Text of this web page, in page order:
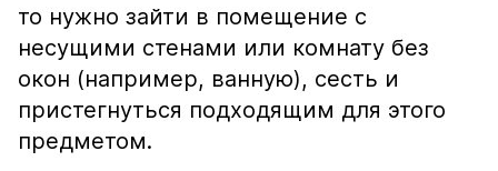
то нужно зайти в помещение с
несущими стенами или комнату без
окон (например, ванную), сесть и
пристегнуться подходящим для этого
предметом.